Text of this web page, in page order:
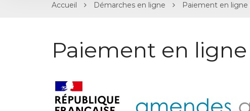
Accueil Démarches en ligne Paiement en ligne
Paiement en